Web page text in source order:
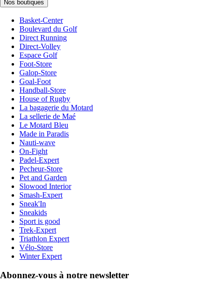
Nos boutiques
Basket-Center
Boulevard du Golf
Direct Running
Direct-Volley
Espace Golf
Foot-Store
Galop-Store
Goal-Foot
Handball-Store
House of Rugby
La bagagerie du Motard
La sellerie de Maé
Le Motard Bleu
Made in Paradis
Nauti-wave
On-Fight
Padel-Expert
Pecheur-Store
Pet and Garden
Slowood Interior
Smash-Expert
Sneak'In
Sneakids
Sport is good
Trek-Expert
Triathlon Expert
Vélo-Store
Winter Expert
Abonnez-vous à notre newsletter